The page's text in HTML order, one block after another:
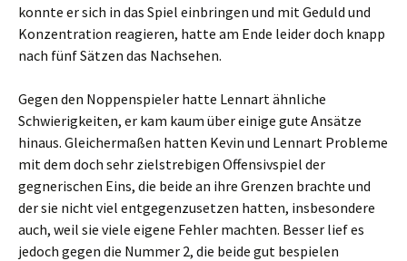
konnte er sich in das Spiel einbringen und mit Geduld und
Konzentration reagieren, hatte am Ende leider doch knapp
nach fünf Sätzen das Nachsehen.
Gegen den Noppenspieler hatte Lennart ähnliche
Schwierigkeiten, er kam kaum über einige gute Ansätze
hinaus. Gleichermaßen hatten Kevin und Lennart Probleme
mit dem doch sehr zielstrebigen Offensivspiel der
gegnerischen Eins, die beide an ihre Grenzen brachte und
der sie nicht viel entgegenzusetzen hatten, insbesondere
auch, weil sie viele eigene Fehler machten. Besser lief es
jedoch gegen die Nummer 2, die beide gut bespielen